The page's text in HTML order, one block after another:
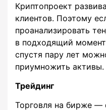
Криптопроект
клиентов. Поэтому
проанализировать
в подходящий
спустя пару лет
приумножить активы.
Трейдинг
Торговля на бирже —